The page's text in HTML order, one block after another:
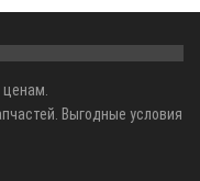
Выгодные условия